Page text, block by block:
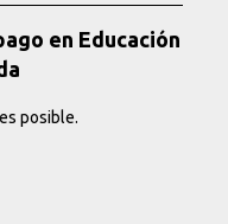
en Educación
posible.